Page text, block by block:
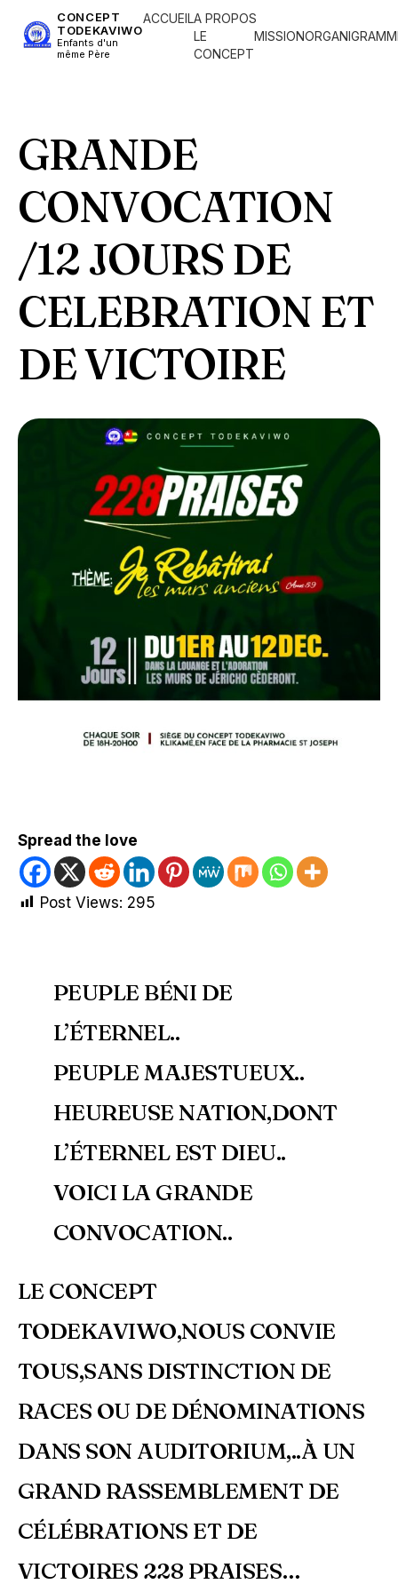
CONCEPT
TODEKAVIWO
Enfants d'un
même Père
ACCUEILA PROPOS
LE
CONCEPT
MISSION
GRANDE
CONVOCATION
/12 JOURS DE
CELEBRATION ET
DE VICTOIRE
Spread the love
Post Views: 295
PEUPLE BÉNI DE
L’ÉTERNEL..
PEUPLE MAJESTUEUX..
HEUREUSE NATION,DONT
L’ÉTERNEL EST DIEU..
VOICI LA GRANDE
CONVOCATION..
LE CONCEPT
TODEKAVIWO,NOUS CONVIE
TOUS,SANS DISTINCTION DE
RACES OU DE DÉNOMINATIONS
DANS SON AUDITORIUM,..À UN
GRAND RASSEMBLEMENT DE
CÉLÉBRATIONS ET DE
VICTOIRES 228 PRAISES…